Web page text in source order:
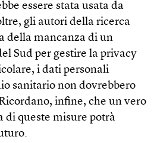
essere stata usata da
gli autori della ricerca
della mancanza di un
Sud per gestire la privacy
i dati personali
sanitario non dovrebbero
infine, che un vero
di queste misure potrà